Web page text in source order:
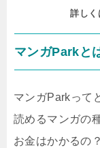
詳しく
マンガParkと
マンガParkって
読めるマンガの
お金はかかるの？